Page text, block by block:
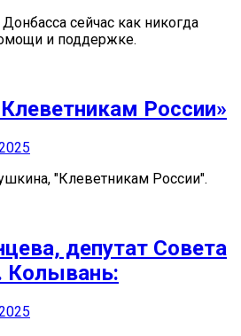
сейчас как никогда
и поддержке.
России»
"Клеветникам России".
депутат Совета
Колывань: